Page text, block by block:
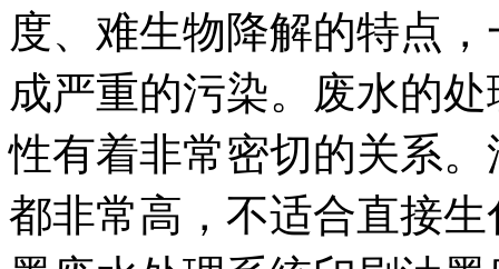
度、难生物降解的特点
成严重的污染。废水的
性有着非常密切的关系
都非常高，不适合直接